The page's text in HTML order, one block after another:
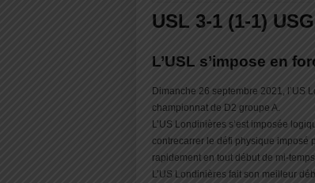
USL 3-1 (1-1) USG
L’USL s’impose en
Dimanche 26 septembre 2021, l’US
championnat de D2 groupe A.
L’US Londinières s’est imposée
contrecarrer le défi physique imposé
rapidement en tout début de mi-
L’US Londinières fait son meilleur